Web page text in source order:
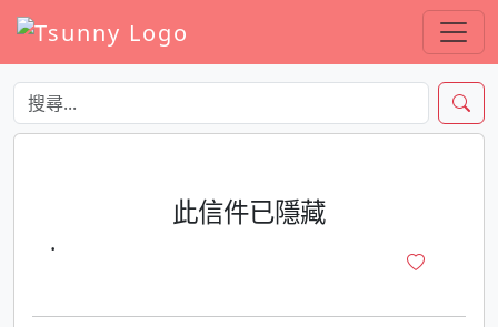
此信件已隱藏
·